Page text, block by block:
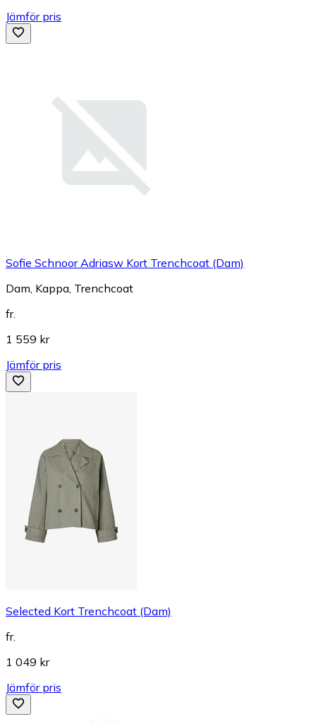
Jämför pris
Sofie Schnoor Adriasw Kort Trenchcoat (Dam)
Dam, Kappa, Trenchcoat
fr.
1 559 kr
Jämför pris
Selected Kort Trenchcoat (Dam)
fr.
1 049 kr
Jämför pris